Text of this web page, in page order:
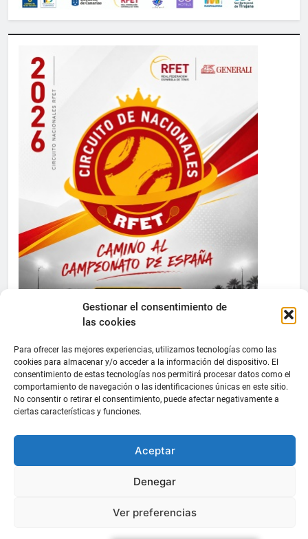
Gestionar el consentimiento de
las cookies
Para ofrecer las mejores experiencias, utilizamos tecnologías como las
cookies para almacenar y/o acceder a la información del dispositivo. El
consentimiento de estas tecnologías nos permitirá procesar datos como el
comportamiento de navegación o las identificaciones únicas en este sitio.
No consentir o retirar el consentimiento, puede afectar negativamente a
ciertas características y funciones.
Aceptar
Denegar
Ver preferencias